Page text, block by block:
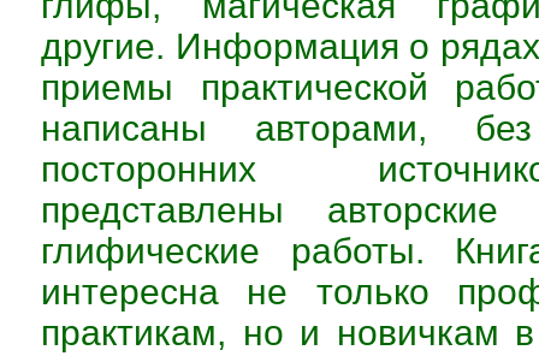
другие. Информация о
приемы практической
написаны авторами,
посторонних
представлены
глифические работы.
интересна не только
практикам, но и новичкам